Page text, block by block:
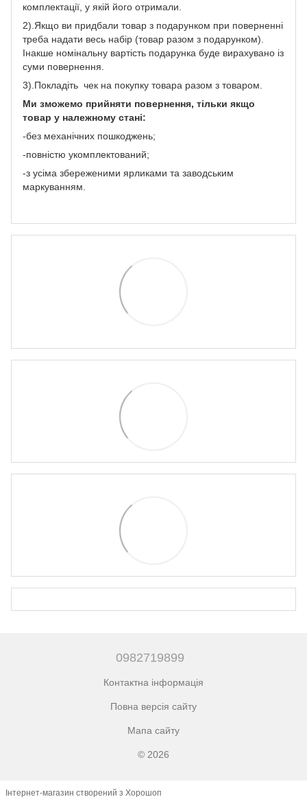
комплектації, у якій його отримали.
2).Якщо ви придбали товар з подарунком при поверненні
треба надати весь набір (товар разом з подарунком).
Інакше номінальну вартість подарунка буде вирахувано із
суми повернення.
3).Покладіть чек на покупку товара разом з товаром.
Ми зможемо прийняти повернення, тільки якщо
товар у належному стані:
-без механічних пошкоджень;
-повністю укомплектований;
-з усіма збереженими ярликами та заводським
маркуванням.
0982719899
Контактна інформація
Повна версія сайту
Мапа сайту
© 2026
Інтернет-магазин створений з Хорошоп